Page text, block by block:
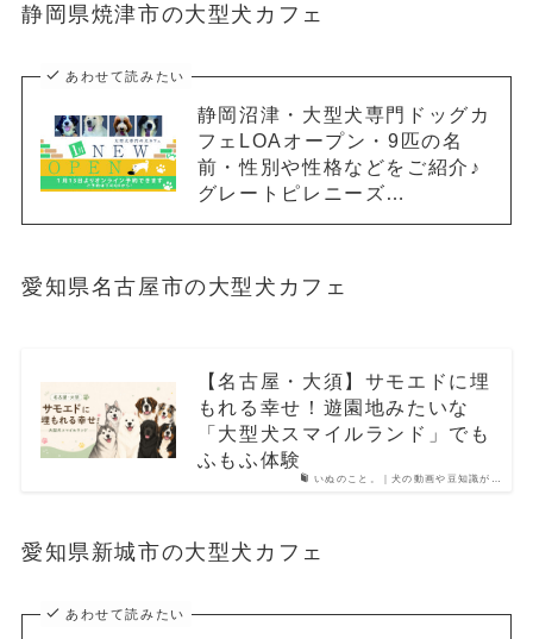
静岡県焼津市の大型犬カフェ
あわせて読みたい
静岡沼津・大型犬専門ドッグカ
フェLOAオープン・9匹の名
前・性別や性格などをご紹介♪
グレートピレニーズ…
愛知県名古屋市の大型犬カフェ
いぬのこと。｜犬の動画や豆知識が…
【名古屋・大須】サモエドに埋
もれる幸せ！遊園地みたいな
「大型犬スマイルランド」でも
ふもふ体験
愛知県新城市の大型犬カフェ
あわせて読みたい